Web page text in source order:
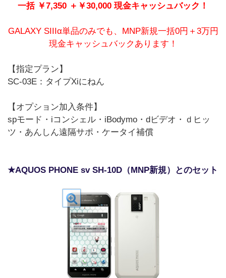
一括 ￥7,350 ＋￥30,000 現金キャッシュバック！
GALAXY SIIIα単品のみでも、MNP新規一括0円＋3万円
現金キャッシュバックあります！
【指定プラン】
SC-03E：タイプXiにねん
【オプション加入条件】
spモード・iコンシェル・iBodymo・dビデオ・ｄヒッ
ツ・あんしん遠隔サポ・ケータイ補償
★AQUOS PHONE sv SH-10D（MNP新規）とのセット